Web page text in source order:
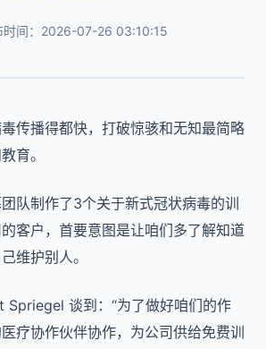
时间：2026-07-26 03:10:15
传播得都快，打破惊骇和无知最简略
育。
队制作了3个关于新式冠状病毒的训
客户，首要意图是让咱们多了解知道
维护别人。
Spriegel 谈到：“为了做好咱们的作
疗协作伙伴协作，为公司供给免费训